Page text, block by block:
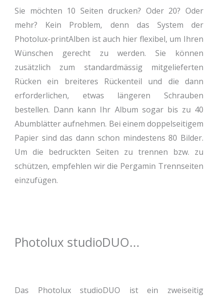
Sie möchten 10 Seiten drucken? Oder 20? Oder
mehr? Kein Problem, denn das System der
Photolux-printAlben ist auch hier flexibel, um Ihren
Wünschen gerecht zu werden. Sie können
zusätzlich zum standardmässig mitgelieferten
Rücken ein breiteres Rückenteil und die dann
erforderlichen, etwas längeren Schrauben
bestellen. Dann kann Ihr Album sogar bis zu 40
Abumblätter aufnehmen. Bei einem doppelseitigem
Papier sind das dann schon mindestens 80 Bilder.
Um die bedruckten Seiten zu trennen bzw. zu
schützen, empfehlen wir die Pergamin Trennseiten
einzufügen.
Photolux studioDUO...
Das Photolux studioDUO ist ein zweiseitig